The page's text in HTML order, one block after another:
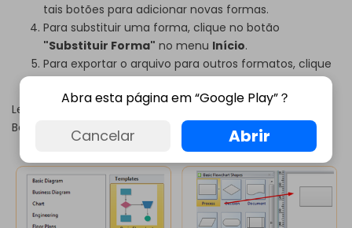
tais botões para adicionar novas formas.
Para substituir uma forma, clique no botão
"Substituir Forma" no menu Início.
Para exportar o arquivo para outros formatos, clique
no botão"Exportar e Enviar"no menuArquivo.
Leia mais em
Como Você Pode Criar um Fluxograma
Básico
Abra esta página em “Google Play”？
Cancelar Abrir